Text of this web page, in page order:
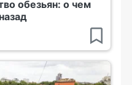
обезьян: о чем